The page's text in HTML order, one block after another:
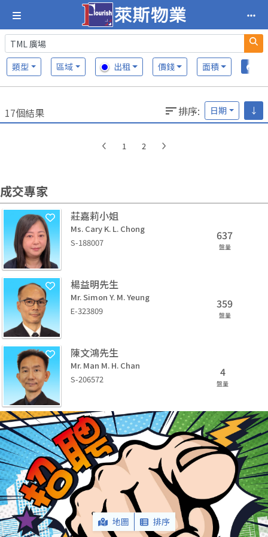
類型 區域 出租 價錢 面積
17個結果 排序: 日期 ↓
1 2
成交專家
莊嘉莉小姐
Ms. Cary K. L. Chong
S-188007
637
盤量
楊益明先生
Mr. Simon Y. M. Yeung
E-323809
359
盤量
陳文鴻先生
Mr. Man M. H. Chan
S-206572
4
盤量
地圖 排序